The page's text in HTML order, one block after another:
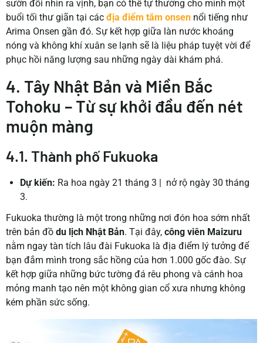
sườn đồi nhìn ra vịnh, bạn có thể tự thưởng cho mình một
buổi tối thư giãn tại cácđịa điểm tắm onsen nổi tiếng như
Arima Onsen gần đó. Sự kết hợp giữa làn nước khoáng
nóng và không khí xuân se lạnh sẽ là liệu pháp tuyệt vời để
phục hồi năng lượng sau những ngày dài khám phá.
4. Tây Nhật Bản và Miền Bắc
Tohoku – Từ sự khởi đầu đến nét
muộn màng
4.1. Thành phố Fukuoka
Dự kiến: Ra hoa ngày 21 tháng 3
nở rộ ngày 30 tháng
3.
Fukuoka thường là một trong những nơi đón hoa sớm nhất
trên bản đồdu lịch Nhật Bản. Tại đây,công viên Maizuru
nằm ngay tàn tích lâu đài Fukuoka là địa điểm lý tưởng để
bạn đắm mình trong sắc hồng của hơn 1.000 gốc đào. Sự
kết hợp giữa những bức tường đá rêu phong và cánh hoa
mỏng manh tạo nên một không gian cổ xưa nhưng không
kém phần sức sống.